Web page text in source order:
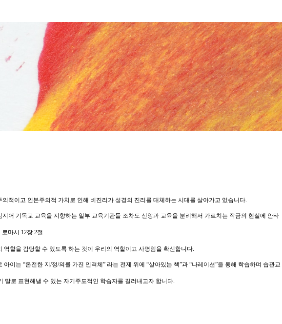
적이고 인본주의적 가치로 인해 비진리가 성경의 진리를 대체하는 시대를 살아가고 있습니다.
어 기독교 교육을 지향하는 일부 교육기관들 조차도 신앙과 교육을 분리해서 가르치는 작금의 현실에 안타
로마서 12장 2절 -
할을 감당할 수 있도록 하는 것이 우리의 역할이고 사명임을 확신합니다.
아이는 “온전한 지/정/의를 가진 인격체” 라는 전제 위에 “살아있는 책”과 “나레이션”을 통해 학습하며 습관교
로 표현해낼 수 있는 자기주도적인 학습자를 길러내고자 합니다.